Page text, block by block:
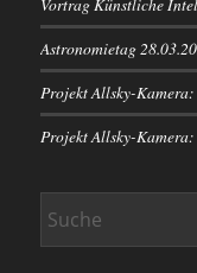
Astronomietag
Projekt Allsky-
Projekt Allsky-